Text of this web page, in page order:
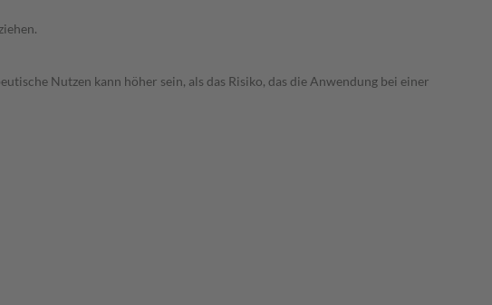
Nutzen kann höher sein, als das Risiko, das die Anwendung bei einer